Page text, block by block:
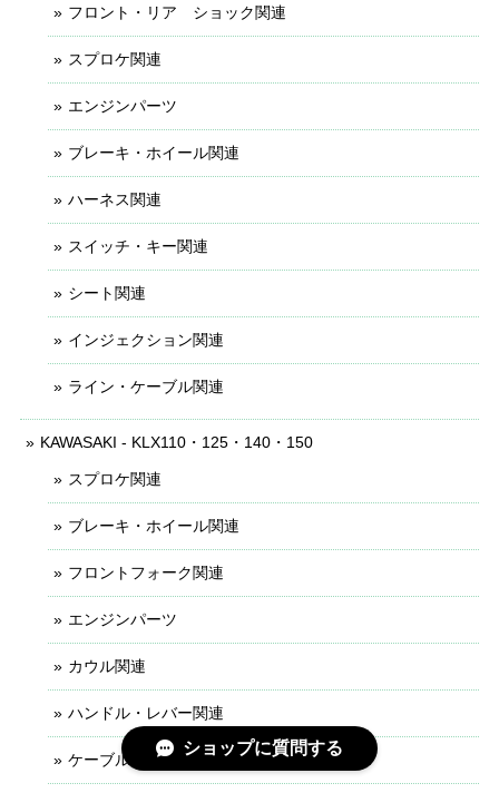
フロント・リア ショック関連
スプロケ関連
エンジンパーツ
ブレーキ・ホイール関連
ハーネス関連
スイッチ・キー関連
シート関連
インジェクション関連
ライン・ケーブル関連
KAWASAKI - KLX110・125・140・150
スプロケ関連
ブレーキ・ホイール関連
フロントフォーク関連
エンジンパーツ
カウル関連
ハンドル・レバー関連
ケーブル・ライン関連
ショップに質問する